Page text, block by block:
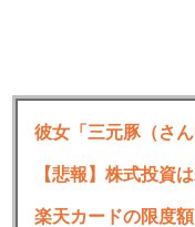
楽天カードの限度